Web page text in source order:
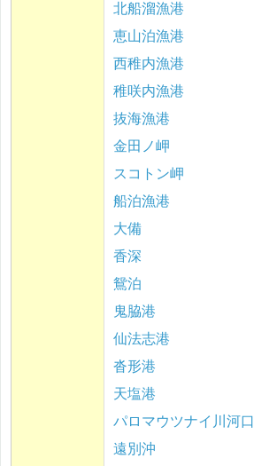
北船溜漁港
恵山泊漁港
西稚内漁港
稚咲内漁港
抜海漁港
金田ノ岬
スコトン岬
船泊漁港
大備
香深
鴛泊
鬼脇港
仙法志港
沓形港
天塩港
パロマウツナイ川河口
遠別沖